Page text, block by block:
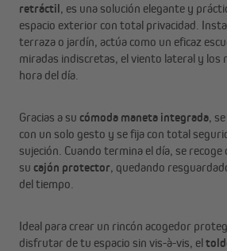
retráctil, es una solución elegante y
espacio exterior con total privacidad.
terraza o jardín, actúa como un eficaz
miradas indiscretas, el viento lateral y los
hora del día.
Gracias a su cómoda maneta integrada,
con un solo gesto y se fija con total
sujeción. Cuando termina el día, se
su cajón protector, quedando
del tiempo.
Ideal para crear un rincón acogedor
disfrutar de tu espacio sin vis-à-vis, el